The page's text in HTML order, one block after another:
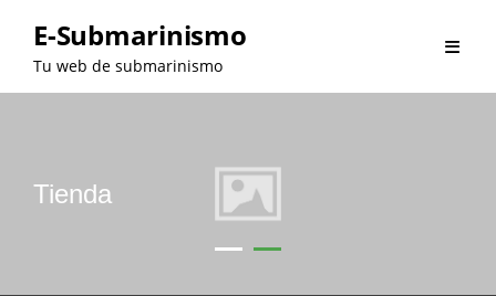
contenido
E-Submarinismo
Tu web de submarinismo
• •
Tienda